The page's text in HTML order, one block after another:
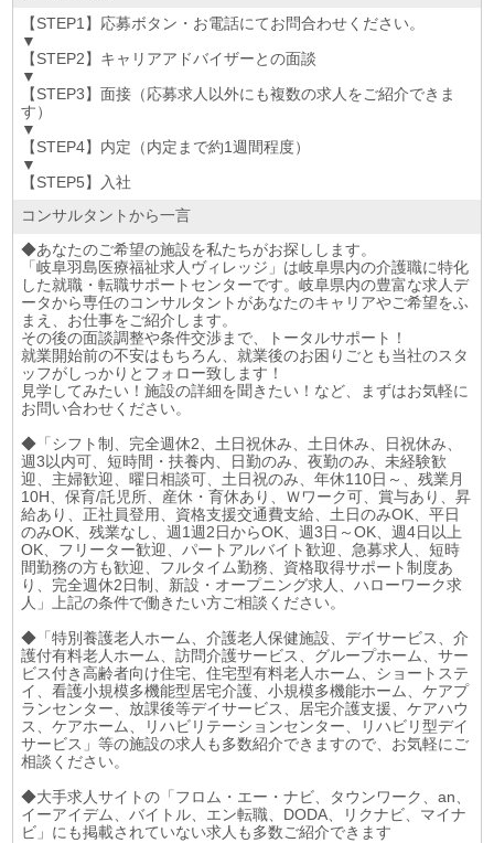
【STEP1】応募ボタン・お電話にてお問合わせください。
▼
【STEP2】キャリアアドバイザーとの面談
▼
【STEP3】面接（応募求人以外にも複数の求人をご紹介できま
す）
▼
【STEP4】内定（内定まで約1週間程度）
▼
【STEP5】入社
コンサルタントから一言
◆あなたのご希望の施設を私たちがお探しします。
「岐阜羽島医療福祉求人ヴィレッジ」は岐阜県内の介護職に特化
した就職・転職サポートセンターです。岐阜県内の豊富な求人デ
ータから専任のコンサルタントがあなたのキャリアやご希望をふ
まえ、お仕事をご紹介します。
その後の面談調整や条件交渉まで、トータルサポート！
就業開始前の不安はもちろん、就業後のお困りごとも当社のスタ
ッフがしっかりとフォロー致します！
見学してみたい！施設の詳細を聞きたい！など、まずはお気軽に
お問い合わせください。
◆「シフト制、完全週休2、土日祝休み、土日休み、日祝休み、
週3以内可、短時間・扶養内、日勤のみ、夜勤のみ、未経験歓
迎、主婦歓迎、曜日相談可、土日祝のみ、年休110日～、残業月
10H、保育/託児所、産休・育休あり、Ｗワーク可、賞与あり、昇
給あり、正社員登用、資格支援交通費支給、土日のみOK、平日
のみOK、残業なし、週1週2日からOK、週3日～OK、週4日以上
OK、フリーター歓迎、パートアルバイト歓迎、急募求人、短時
間勤務の方も歓迎、フルタイム勤務、資格取得サポート制度あ
り、完全週休2日制、新設・オープニング求人、ハローワーク求
人」上記の条件で働きたい方ご相談ください。
◆「特別養護老人ホーム、介護老人保健施設、デイサービス、介
護付有料老人ホーム、訪問介護サービス、グループホーム、サー
ビス付き高齢者向け住宅、住宅型有料老人ホーム、ショートステ
イ、看護小規模多機能型居宅介護、小規模多機能ホーム、ケアプ
ランセンター、放課後等デイサービス、居宅介護支援、ケアハウ
ス、ケアホーム、リハビリテーションセンター、リハビリ型デイ
サービス」等の施設の求人も多数紹介できますので、お気軽にご
相談ください。
◆大手求人サイトの「フロム・エー・ナビ、タウンワーク、an、
イーアイデム、バイトル、エン転職、DODA、リクナビ、マイナ
ビ」にも掲載されていない求人も多数ご紹介できます